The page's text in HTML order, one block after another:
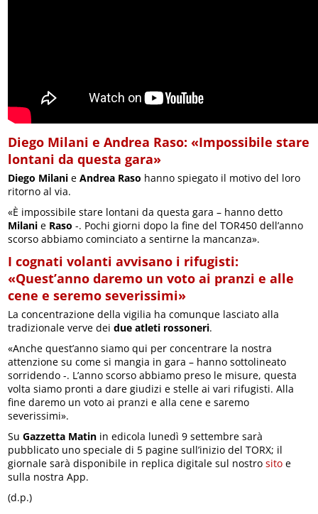
Diego Milani e Andrea Raso: «Impossibile stare
lontani da questa gara»
Diego Milani eAndrea Raso hanno spiegato il motivo del loro
ritorno al via.
«È impossibile stare lontani da questa gara – hanno detto
Milani e Raso -. Pochi giorni dopo la fine del TOR450 dell’anno
scorso abbiamo cominciato a sentirne la mancanza».
I cognati volanti avvisano i rifugisti:
«Quest’anno daremo un voto ai pranzi e alle
cene e seremo severissimi»
La concentrazione della vigilia ha comunque lasciato alla
tradizionale verve deidue atleti rossoneri.
«Anche quest’anno siamo qui per concentrare la nostra
attenzione su come si mangia in gara – hanno sottolineato
sorridendo -. L’anno scorso abbiamo preso le misure, questa
volta siamo pronti a dare giudizi e stelle ai vari rifugisti. Alla
fine daremo un voto ai pranzi e alla cene e saremo
severissimi».
SuGazzetta Matin in edicola lunedì 9 settembre sarà
pubblicato uno speciale di 5 pagine sull’inizio del TORX; il
giornale sarà disponibile in replica digitale sul nostrosito e
sulla nostra App.
(d.p.)